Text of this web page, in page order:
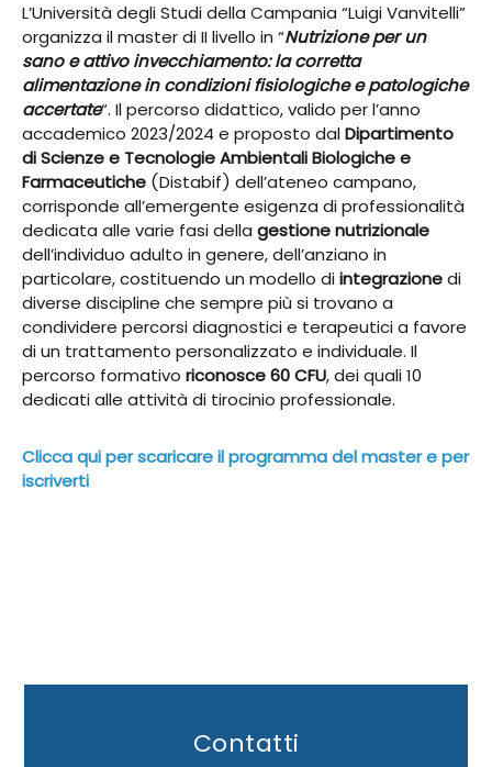
L’Università degli Studi della Campania “Luigi Vanvitelli”
organizza il master di II livello in “Nutrizione per un
sano e attivo invecchiamento: la corretta
alimentazione in condizioni fisiologiche e patologiche
accertate“. Il percorso didattico, valido per l’anno
accademico 2023/2024 e proposto dalDipartimento
di Scienze e Tecnologie Ambientali Biologiche e
Farmaceutiche (Distabif) dell’ateneo campano,
corrisponde all’emergente esigenza di professionalità
dedicata alle varie fasi della gestione nutrizionale
dell’individuo adulto in genere, dell’anziano in
particolare, costituendo un modello diintegrazionedi
diverse discipline che sempre più si trovano a
condividere percorsi diagnostici e terapeutici a favore
di un trattamento personalizzato e individuale. Il
percorso formativo riconosce 60 CFU, dei quali 10
dedicati alle attività di tirocinio professionale.
Clicca qui per scaricare il programma del master e per
iscriverti
Contatti